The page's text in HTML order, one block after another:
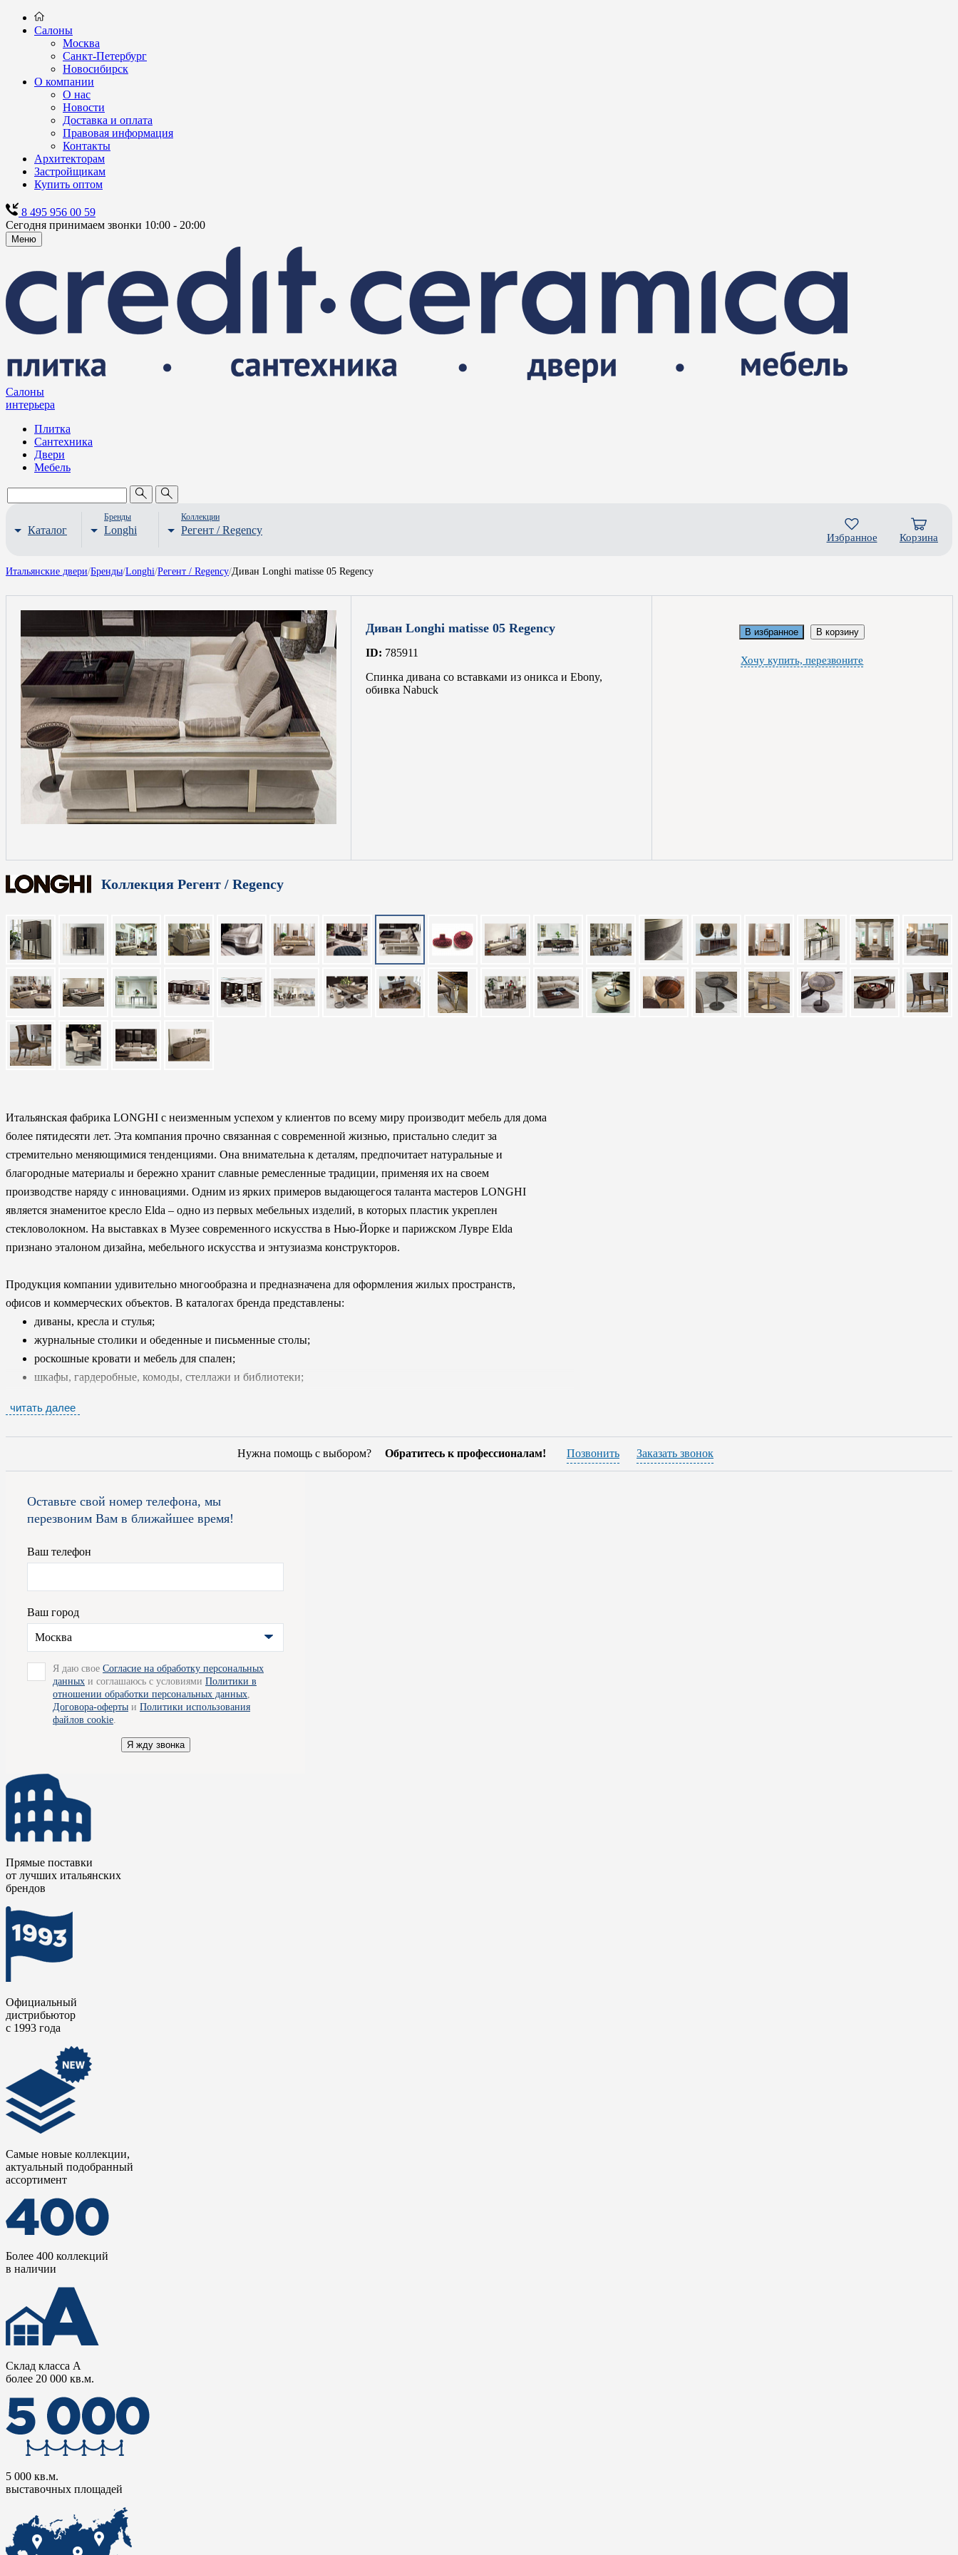
Салоны
Москва
Санкт-Петербург
Новосибирск
О компании
О нас
Новости
Доставка и оплата
Правовая информация
Контакты
Архитекторам
Застройщикам
Купить оптом
8 495 956 00 59
Сегодня принимаем звонки 10:00 - 20:00
Меню
Салоны
интерьера
Плитка
Сантехника
Двери
Мебель
Каталог
Бренды
Longhi
Коллекции
Регент / Regency
Избранное Корзина
Итальянские двери/Бренды/Longhi/Регент / Regency/Диван Longhi matisse 05 Regency
Диван Longhi matisse 05 Regency
ID: 785911
Спинка дивана со вставками из оникса и Ebony,
обивка Nabuck
В избранное В корзину
Хочу купить, перезвоните
Коллекция Регент / Regency
Итальянская фабрика LONGHI с неизменным успехом у клиентов по всему миру производит мебель для дома
более пятидесяти лет. Эта компания прочно связанная с современной жизнью, пристально следит за
стремительно меняющимися тенденциями. Она внимательна к деталям, предпочитает натуральные и
благородные материалы и бережно хранит славные ремесленные традиции, применяя их на своем
производстве наряду с инновациями. Одним из ярких примеров выдающегося таланта мастеров LONGHI
является знаменитое кресло Elda – одно из первых мебельных изделий, в которых пластик укреплен
стекловолокном. На выставках в Музее современного искусства в Нью-Йорке и парижском Лувре Elda
признано эталоном дизайна, мебельного искусства и энтузиазма конструкторов.
Продукция компании удивительно многообразна и предназначена для оформления жилых пространств,
офисов и коммерческих объектов. В каталогах бренда представлены:
диваны, кресла и стулья;
журнальные столики и обеденные и письменные столы;
роскошные кровати и мебель для спален;
шкафы, гардеробные, комоды, стеллажи и библиотеки;
двери и межкомнатные перегородки.
Специалисты фабрики LONGHI работают только с самыми эксклюзивными, натуральными сортами
древесины, а так же с мрамором, природным камнем, стеклом, кристаллами Swarovski, керамикой и металлом.
кожа, тщательно отобранная и специально обработанная с соблюдением всех экологических норм. Коллекции
фабрики постоянно обновляются, чтобы у клиента был максимально широкий выбор, соответствующий его
красотой и функциональностью. Помимо готовых изделий мастера предприятия для вас изготовят изделия на
Для получения подробной информации вы можете обратиться к специалистам наших салонов, - они будут
рады проконсультировать вас по всем вопросам и помогут определиться с выбором. Так же мы готовы
организовать для вас доставку товара по Москве.
читать далее
Нужна помощь с выбором? Обратитесь к профессионалам! Позвонить Заказать звонок
Оставьте свой номер телефона, мы
перезвоним Вам в ближайшее время!
Ваш телефон
Ваш город
Москва
Я даю свое Согласие на обработку персональных
данных и соглашаюсь с условиями Политики в
отношении обработки персональных данных,
Договора-оферты и Политики использования
файлов cookie.
Я жду звонка
Прямые поставки
от лучших итальянских
брендов
Официальный
дистрибьютор
с 1993 года
Самые новые коллекции,
актуальный подобранный
ассортимент
Более 400 коллекций
в наличии
Склад класса А
более 20 000 кв.м.
5 000 кв.м.
выставочных площадей